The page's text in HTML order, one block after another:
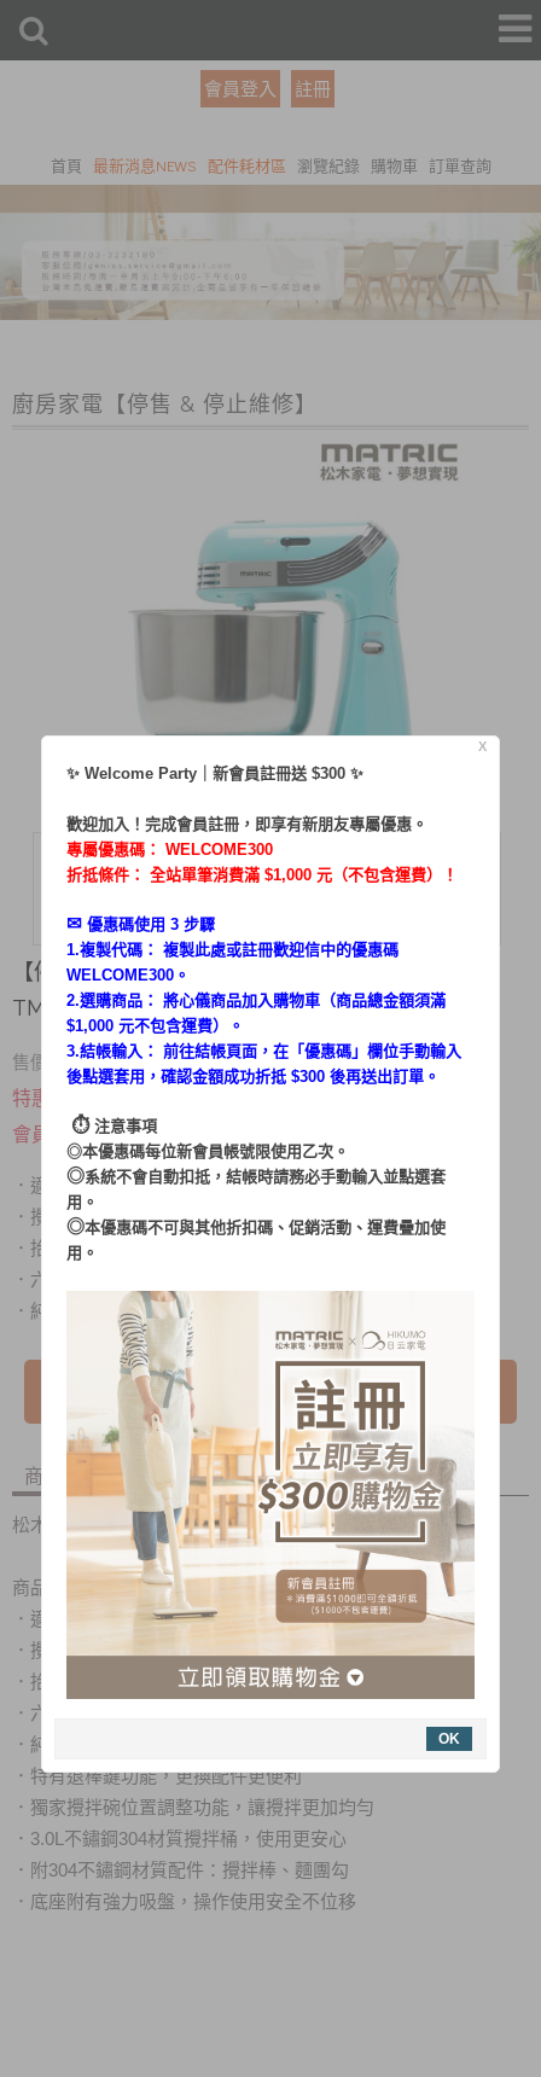
會員登入 註冊
首頁 最新消息NEWS 配件耗材區 瀏覽紀錄 購物車 訂單查詢
廚房家電【停售 & 停止維修】
【停售】松木抬頭式點心烘培專用攪拌機 MG-
TM2501
售價 $ 3,680
特惠價
會員價登入後更便宜
． 適用中西式食物調理，點心烘培的最佳幫手
． 攪拌、混合、揉捏麵團，讓點心製作過程更省力
． 抬頭式結構設計，退棒/投料/取桶使用更方便
． 六段式調速功能，滿足各種攪拌轉速需求
． 純銅線馬達結構，延長商品使用壽命
我要詢問
商品內容 商品討論
松木抬頭式點心烘培專用攪拌機 MG-TM2501
商品特色：
． 適用中西式食物調理，點心烘培的最佳幫手
． 攪拌、混合、揉捏麵團，讓點心製作過程更省力
． 抬頭式結構設計，退棒/投料/取桶使用更方便
． 六段式調速功能，滿足各種攪拌轉速需求
． 純銅線馬達結構，延長商品使用壽命
． 特有退棒鍵功能，更換配件更便利
． 獨家攪拌碗位置調整功能，讓攪拌更加均勻
． 3.0L不鏽鋼304材質攪拌桶，使用更安心
． 附304不鏽鋼材質配件：攪拌棒、麵團勾
． 底座附有強力吸盤，操作使用安全不位移
X
✨ Welcome Party｜新會員註冊送 $300 ✨
歡迎加入！完成會員註冊，即享有新朋友專屬優惠。
專屬優惠碼： WELCOME300
折抵條件： 全站單筆消費滿 $1,000 元（不包含運費）！
✉︎ 優惠碼使用 3 步驟
1.複製代碼： 複製此處或註冊歡迎信中的優惠碼
WELCOME300。
2.選購商品： 將心儀商品加入購物車（商品總金額須滿
$1,000 元不包含運費）。
3.結帳輸入： 前往結帳頁面，在「 優惠碼 」欄位手動輸入
後點選套用，確認金額成功折抵 $300 後再送出訂單。
⏱︎ 注意事項
◎本優惠碼每位新會員帳號限使用乙次。
◎系統不會自動扣抵，結帳時請務必手動輸入並點選套
用。
◎本優惠碼不可與其他折扣碼、促銷活動、運費疊加使
用。
OK